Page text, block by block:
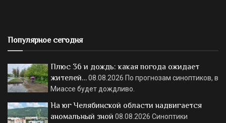
Популярное сегодня
Плюс 36 и дождь: какая погода ожидает
жителей…08.08.2026 По прогнозам синоптиков, в
Миассе будет дождливо.
На юг Челябинской области надвигается
аномальный зной 08.08.2026 Синоптики